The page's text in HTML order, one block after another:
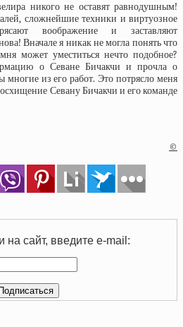
никого не оставят равнодушным!
сложнейшие техники и виртуозное
воображение и заставляют
Вначале я никак не могла понять что
может уместиться нечто подобное?
о Севане Бичакчи и прочла о
многие из его работ. Это потрясло меня
Севану Бичакчи и его команде
©
на сайт, введите e-mail: